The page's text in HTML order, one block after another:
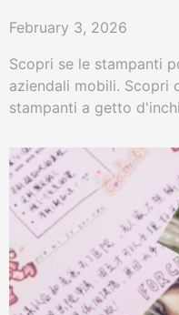
February 3, 2026
Scopri se le stampanti
aziendali mobili. Scopri
stampanti a getto